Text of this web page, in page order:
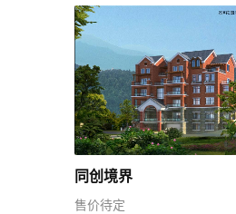
同创境界
售价待定